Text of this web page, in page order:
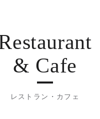
& Cafe
レストラン・カフェ